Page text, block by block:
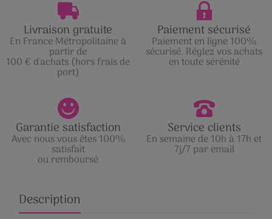
Livraison gratuite
En France Métropolitaine à
partir de
100 € d'achats (hors frais de
port)
Paiement sécurisé
Paiement en ligne 100%
sécurisé. Réglez vos achats
en toute sérénité
Garantie satisfaction
Avec nous vous êtes 100%
satisfait
ou remboursé
Service clients
En semaine de 10h à 17h et
7j/7 par email
Description